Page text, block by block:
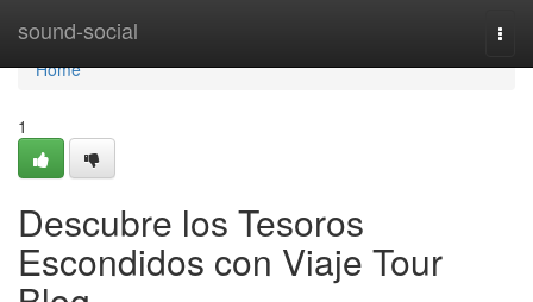
sound-social
Home
Home
1
Descubre los Tesoros
Escondidos con Viaje Tour